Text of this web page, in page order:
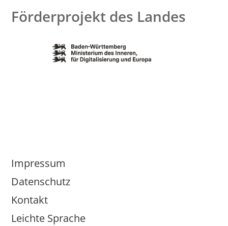
Förderprojekt des Landes
Impressum
Datenschutz
Kontakt
Leichte Sprache